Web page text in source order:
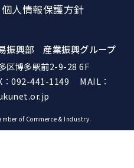
人情報保護方針
振興部 産業振興グループ
区博多駅前2-9-28 6F
092-441-1149 MAIL：
of Commerce & Industry.